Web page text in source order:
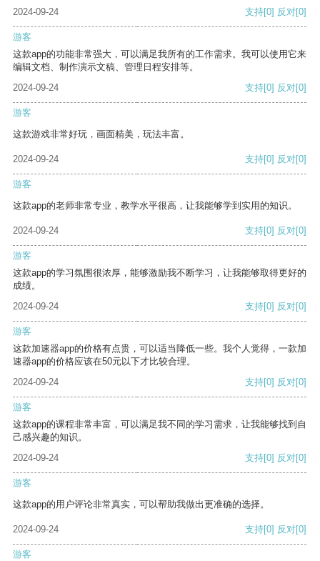
2024-09-24 支持[0] 反对[0]
游客
这款app的功能非常强大，可以满足我所有的工作需求。我可以使用它来
编辑文档、制作演示文稿、管理日程安排等。
2024-09-24
支持[0] 反对[0]
游客
这款游戏非常好玩，画面精美，玩法丰富。
2024-09-24 支持[0] 反对[0]
游客
这款app的老师非常专业，教学水平很高，让我能够学到实用的知识。
2024-09-24 支持[0] 反对[0]
游客
这款app的学习氛围很浓厚，能够激励我不断学习，让我能够取得更好的
成绩。
2024-09-24
支持[0] 反对[0]
游客
这款加速器app的价格有点贵，可以适当降低一些。我个人觉得，一款加
速器app的价格应该在50元以下才比较合理。
2024-09-24
支持[0] 反对[0]
游客
这款app的课程非常丰富，可以满足我不同的学习需求，让我能够找到自
己感兴趣的知识。
2024-09-24
支持[0] 反对[0]
游客
这款app的用户评论非常真实，可以帮助我做出更准确的选择。
2024-09-24 支持[0] 反对[0]
游客